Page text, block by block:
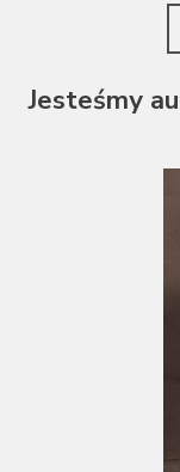
Jesteśmy